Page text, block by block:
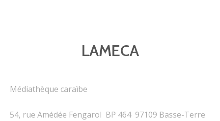
LAMECA
Médiathèque caraïbe
54, rue Amédée Fengarol BP 464 97109 Basse-Terre